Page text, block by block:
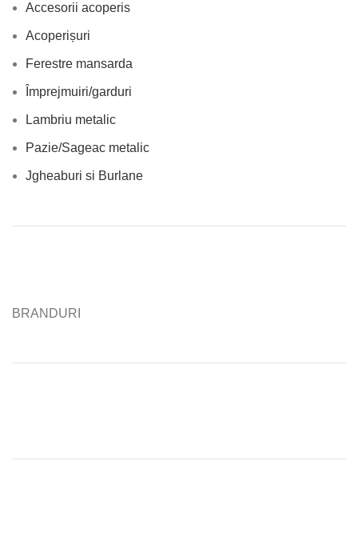
Accesorii acoperis
Acoperișuri
Ferestre mansarda
Împrejmuiri/garduri
Lambriu metalic
Pazie/Sageac metalic
Jgheaburi si Burlane
BRANDURI